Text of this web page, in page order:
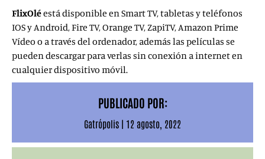
FlixOléestá disponible en Smart TV, tabletas y teléfonos
IOS y Android, Fire TV, Orange TV, ZapiTV, Amazon Prime
Vídeo o a través del ordenador, además las películas se
pueden descargar para verlas sin conexión a internet en
cualquier dispositivo móvil.
PUBLICADO POR:
Gatrópolis | 12 agosto, 2022